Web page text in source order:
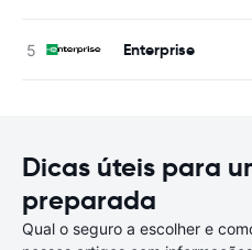
Enterprise
Dicas úteis para
preparada
Qual o seguro a escolher e